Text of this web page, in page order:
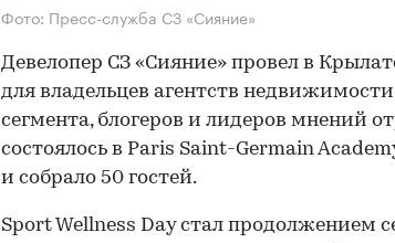
Фото: Пресс-служба СЗ «Сияние»
Девелопер СЗ «Сияние» провел в
для владельцев агентств
сегмента, блогеров и лидеров мнений
состоялось в Paris Saint-Germain
и собрало 50 гостей.
Sport Wellness Day стал продолжением